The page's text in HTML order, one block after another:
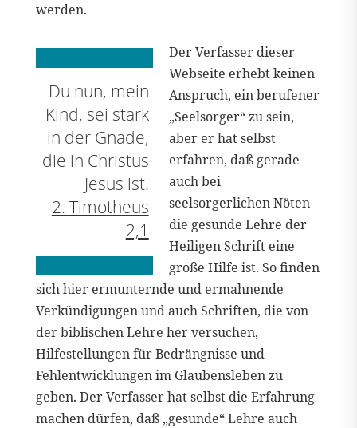
werden.
Du nun, mein
Kind, sei stark
in der Gnade,
die in Christus
Jesus ist.
2. Timotheus
2,1
Der Verfasser dieser
Webseite erhebt keinen
Anspruch, ein berufener
„Seelsorger“ zu sein,
aber er hat selbst
erfahren, daß gerade
auch bei
seelsorgerlichen Nöten
die gesunde Lehre der
Heiligen Schrift eine
große Hilfe ist. So finden
sich hier ermunternde und ermahnende
Verkündigungen und auch Schriften, die von
der biblischen Lehre her versuchen,
Hilfestellungen für Bedrängnisse und
Fehlentwicklungen im Glaubensleben zu
geben. Der Verfasser hat selbst die Erfahrung
machen dürfen, daß „gesunde“ Lehre auch